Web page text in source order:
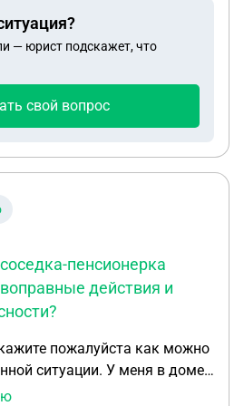
идут разбирательства
суда и все это время мы
машину. можно ли
— юрист подскажет, что
свой вопрос
пенсионерка
действия и
пожалуйста как можно
У меня в доме
действий и + ребенок